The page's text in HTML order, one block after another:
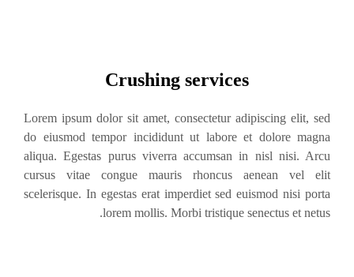
Crushing services
Lorem ipsum dolor sit amet, consectetur adipiscing elit, sed
do eiusmod tempor incididunt ut labore et dolore magna
aliqua. Egestas purus viverra accumsan in nisl nisi. Arcu
cursus vitae congue mauris rhoncus aenean vel elit
scelerisque. In egestas erat imperdiet sed euismod nisi porta
lorem mollis. Morbi tristique senectus et netus.